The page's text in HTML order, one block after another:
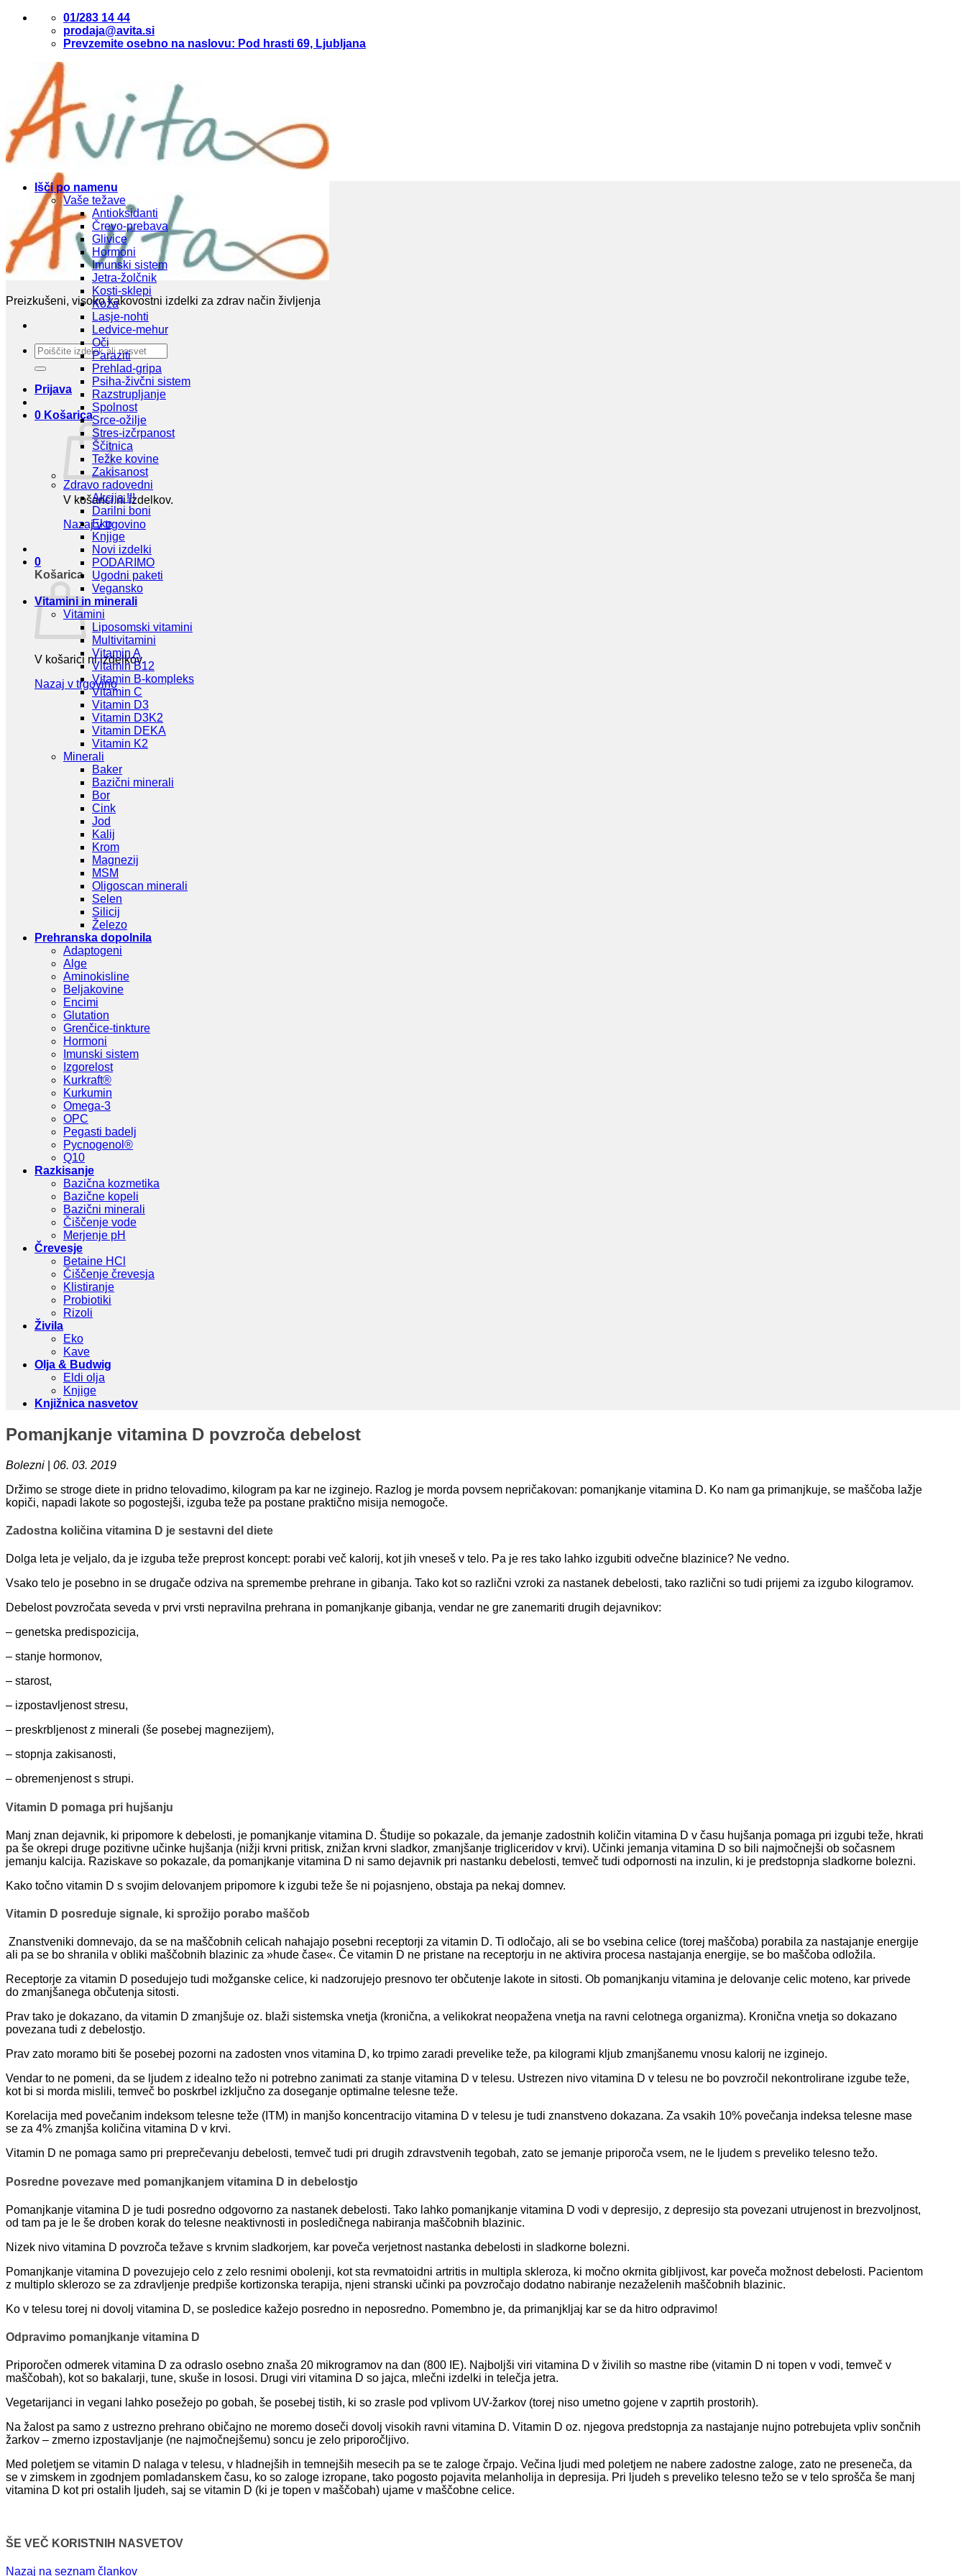
Skoči
01/283 14 44
prodaja@avita.si
Prevzemite osebno na naslovu: Pod hrasti 69, Ljubljana
Preizkušeni, visoko kakovostni izdelki za zdrav način življenja
Išči:
Prijava
0 Košarica
V košarici ni izdelkov.
Nazaj v trgovino
0
Košarica
V košarici ni izdelkov.
Nazaj v trgovino
Išči po namenu
Vaše težave
Antioksidanti
Črevo-prebava
Glivice
Hormoni
Imunski sistem
Jetra-žolčnik
Kosti-sklepi
Koža
Lasje-nohti
Ledvice-mehur
Oči
Paraziti
Prehlad-gripa
Psiha-živčni sistem
Razstrupljanje
Spolnost
Srce-ožilje
Stres-izčrpanost
Ščitnica
Težke kovine
Zakisanost
Zdravo radovedni
Akcija !!!
Darilni boni
Eko
Knjige
Novi izdelki
PODARIMO
Ugodni paketi
Vegansko
Vitamini in minerali
Vitamini
Liposomski vitamini
Multivitamini
Vitamin A
Vitamin B12
Vitamin B-kompleks
Vitamin C
Vitamin D3
Vitamin D3K2
Vitamin DEKA
Vitamin K2
Minerali
Baker
Bazični minerali
Bor
Cink
Jod
Kalij
Krom
Magnezij
MSM
Oligoscan minerali
Selen
Silicij
Železo
Prehranska dopolnila
Adaptogeni
Alge
Aminokisline
Beljakovine
Encimi
Glutation
Grenčice-tinkture
Hormoni
Imunski sistem
Izgorelost
Kurkraft®
Kurkumin
Omega-3
OPC
Pegasti badelj
Pycnogenol®
Q10
Razkisanje
Bazična kozmetika
Bazične kopeli
Bazični minerali
Čiščenje vode
Merjenje pH
Črevesje
Betaine HCl
Čiščenje črevesja
Klistiranje
Probiotiki
Rizoli
Živila
Eko
Kave
Olja & Budwig
Eldi olja
Knjige
Knjižnica nasvetov
Pomanjkanje vitamina D povzroča debelost
Bolezni
06. 03. 2019
Držimo se stroge diete in pridno telovadimo, kilogram pa kar ne izginejo. Razlog je morda povsem nepričakovan: pomanjkanje vitamina D. Ko nam ga primanjkuje, se maščoba lažje
kopiči, napadi lakote so pogostejši, izguba teže pa postane praktično misija nemogoče.
Zadostna količina vitamina D je sestavni del diete
Dolga leta je veljalo, da je izguba teže preprost koncept: porabi več kalorij, kot jih vneseš v telo. Pa je res tako lahko izgubiti odvečne blazinice? Ne vedno.
Vsako telo je posebno in se drugače odziva na spremembe prehrane in gibanja. Tako kot so različni vzroki za nastanek debelosti, tako različni so tudi prijemi za izgubo kilogramov.
Debelost povzročata seveda v prvi vrsti nepravilna prehrana in pomanjkanje gibanja, vendar ne gre zanemariti drugih dejavnikov:
– genetska predispozicija,
– stanje hormonov,
– starost,
– izpostavljenost stresu,
– preskrbljenost z minerali (še posebej magnezijem),
– stopnja zakisanosti,
– obremenjenost s strupi.
Vitamin D pomaga pri hujšanju
Manj znan dejavnik, ki pripomore k debelosti, je pomanjkanje vitamina D. Študije so pokazale, da jemanje zadostnih količin vitamina D v času hujšanja pomaga pri izgubi teže, hkrati
pa še okrepi druge pozitivne učinke hujšanja (nižji krvni pritisk, znižan krvni sladkor, zmanjšanje trigliceridov v krvi). Učinki jemanja vitamina D so bili najmočnejši ob sočasnem
jemanju kalcija. Raziskave so pokazale, da pomanjkanje vitamina D ni samo dejavnik pri nastanku debelosti, temveč tudi odpornosti na inzulin, ki je predstopnja sladkorne bolezni.
Kako točno vitamin D s svojim delovanjem pripomore k izgubi teže še ni pojasnjeno, obstaja pa nekaj domnev.
Vitamin D posreduje signale, ki sprožijo porabo maščob
Znanstveniki domnevajo, da se na maščobnih celicah nahajajo posebni receptorji za vitamin D. Ti odločajo, ali se bo vsebina celice (torej maščoba) porabila za nastajanje energije
ali pa se bo shranila v obliki maščobnih blazinic za »hude čase«. Če vitamin D ne pristane na receptorju in ne aktivira procesa nastajanja energije, se bo maščoba odložila.
Receptorje za vitamin D posedujejo tudi možganske celice, ki nadzorujejo presnovo ter občutenje lakote in sitosti. Ob pomanjkanju vitamina je delovanje celic moteno, kar privede
do zmanjšanega občutenja sitosti.
Prav tako je dokazano, da vitamin D zmanjšuje oz. blaži sistemska vnetja (kronična, a velikokrat neopažena vnetja na ravni celotnega organizma). Kronična vnetja so dokazano
povezana tudi z debelostjo.
Prav zato moramo biti še posebej pozorni na zadosten vnos vitamina D, ko trpimo zaradi prevelike teže, pa kilogrami kljub zmanjšanemu vnosu kalorij ne izginejo.
Vendar to ne pomeni, da se ljudem z idealno težo ni potrebno zanimati za stanje vitamina D v telesu. Ustrezen nivo vitamina D v telesu ne bo povzročil nekontrolirane izgube teže,
kot bi si morda mislili, temveč bo poskrbel izključno za doseganje optimalne telesne teže.
Korelacija med povečanim indeksom telesne teže (ITM) in manjšo koncentracijo vitamina D v telesu je tudi znanstveno dokazana. Za vsakih 10% povečanja indeksa telesne mase
se za 4% zmanjša količina vitamina D v krvi.
Vitamin D ne pomaga samo pri preprečevanju debelosti, temveč tudi pri drugih zdravstvenih tegobah, zato se jemanje priporoča vsem, ne le ljudem s preveliko telesno težo.
Posredne povezave med pomanjkanjem vitamina D in debelostjo
Pomanjkanje vitamina D je tudi posredno odgovorno za nastanek debelosti. Tako lahko pomanjkanje vitamina D vodi v depresijo, z depresijo sta povezani utrujenost in brezvoljnost,
od tam pa je le še droben korak do telesne neaktivnosti in posledičnega nabiranja maščobnih blazinic.
Nizek nivo vitamina D povzroča težave s krvnim sladkorjem, kar poveča verjetnost nastanka debelosti in sladkorne bolezni.
Pomanjkanje vitamina D povezujejo celo z zelo resnimi obolenji, kot sta revmatoidni artritis in multipla skleroza, ki močno okrnita gibljivost, kar poveča možnost debelosti. Pacientom
z multiplo sklerozo se za zdravljenje predpiše kortizonska terapija, njeni stranski učinki pa povzročajo dodatno nabiranje nezaželenih maščobnih blazinic.
Ko v telesu torej ni dovolj vitamina D, se posledice kažejo posredno in neposredno. Pomembno je, da primanjkljaj kar se da hitro odpravimo!
Odpravimo pomanjkanje vitamina D
Priporočen odmerek vitamina D za odraslo osebno znaša 20 mikrogramov na dan (800 IE). Najboljši viri vitamina D v živilih so mastne ribe (vitamin D ni topen v vodi, temveč v
maščobah), kot so bakalarji, tune, skuše in lososi. Drugi viri vitamina D so jajca, mlečni izdelki in telečja jetra.
Vegetarijanci in vegani lahko posežejo po gobah, še posebej tistih, ki so zrasle pod vplivom UV-žarkov (torej niso umetno gojene v zaprtih prostorih).
Na žalost pa samo z ustrezno prehrano običajno ne moremo doseči dovolj visokih ravni vitamina D. Vitamin D oz. njegova predstopnja za nastajanje nujno potrebujeta vpliv sončnih
žarkov – zmerno izpostavljanje (ne najmočnejšemu) soncu je zelo priporočljivo.
Med poletjem se vitamin D nalaga v telesu, v hladnejših in temnejših mesecih pa se te zaloge črpajo. Večina ljudi med poletjem ne nabere zadostne zaloge, zato ne preseneča, da
se v zimskem in zgodnjem pomladanskem času, ko so zaloge izropane, tako pogosto pojavita melanholija in depresija. Pri ljudeh s preveliko telesno težo se v telo sprošča še manj
vitamina D kot pri ostalih ljudeh, saj se vitamin D (ki je topen v maščobah) ujame v maščobne celice.
ŠE VEČ KORISTNIH NASVETOV
Nazaj na seznam člankov